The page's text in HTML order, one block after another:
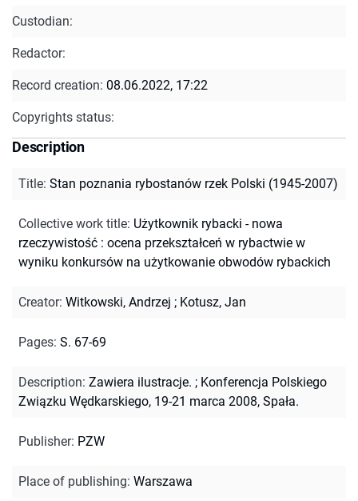
Custodian:
Redactor:
Record creation: 08.06.2022, 17:22
Copyrights status:
Description
Title: Stan poznania rybostanów rzek Polski (1945-2007)
Collective work title: Użytkownik rybacki - nowa
rzeczywistość : ocena przekształceń w rybactwie w
wyniku konkursów na użytkowanie obwodów rybackich
Creator: Witkowski, Andrzej ; Kotusz, Jan
Pages: S. 67-69
Description: Zawiera ilustracje. ; Konferencja Polskiego
Związku Wędkarskiego, 19-21 marca 2008, Spała.
Publisher: PZW
Place of publishing: Warszawa